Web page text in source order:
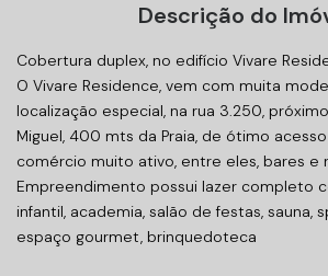
Descrição do
Cobertura duplex, no edifício Vivare
O Vivare Residence, vem com muita
localização especial, na rua 3.250,
Miguel, 400 mts da Praia, de ótimo
comércio muito ativo, entre eles, bares e
Empreendimento possui lazer completo
infantil, academia, salão de festas, sauna,
espaço gourmet, brinquedoteca